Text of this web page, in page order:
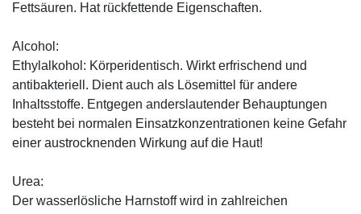
Fettsäuren. Hat rückfettende Eigenschaften.
Alcohol:
Ethylalkohol: Körperidentisch. Wirkt erfrischend und
antibakteriell. Dient auch als Lösemittel für andere
Inhaltsstoffe. Entgegen anderslautender Behauptungen
besteht bei normalen Einsatzkonzentrationen keine Gefahr
einer austrocknenden Wirkung auf die Haut!
Urea:
Der wasserlösliche Harnstoff wird in zahlreichen